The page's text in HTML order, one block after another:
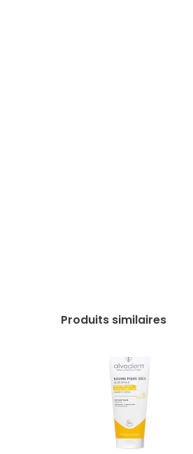
Produits similaires